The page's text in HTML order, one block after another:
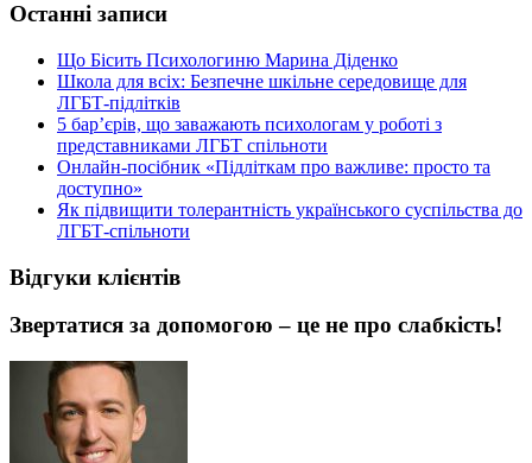
Останні записи
Що Бісить Психологиню Марина Діденко
Школа для всіх: Безпечне шкільне середовище для
ЛГБТ-підлітків
5 бар’єрів, що заважають психологам у роботі з
представниками ЛГБТ спільноти
Онлайн-посібник «Підліткам про важливе: просто та
доступно»
Як підвищити толерантність українського суспільства до
ЛГБТ-спільноти
Відгуки клієнтів
Звертатися за допомогою – це не про слабкість!